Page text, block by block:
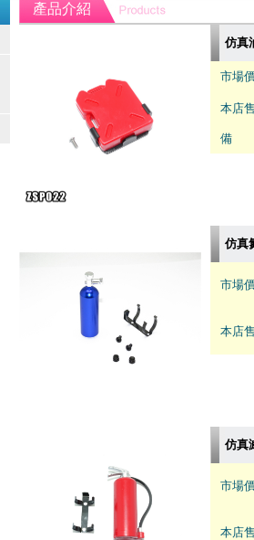
產品介紹
仿真
市場
本店
備
仿真
市場
本店
仿真
市場
本店